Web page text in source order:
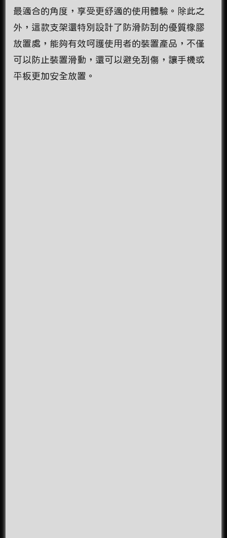
最適合的角度，享受更舒適的使用體驗。除此之
外，這款支架還特別設計了防滑防刮的優質橡膠
放置處，能夠有效呵護使用者的裝置產品，不僅
可以防止裝置滑動，還可以避免刮傷，讓手機或
平板更加安全放置。